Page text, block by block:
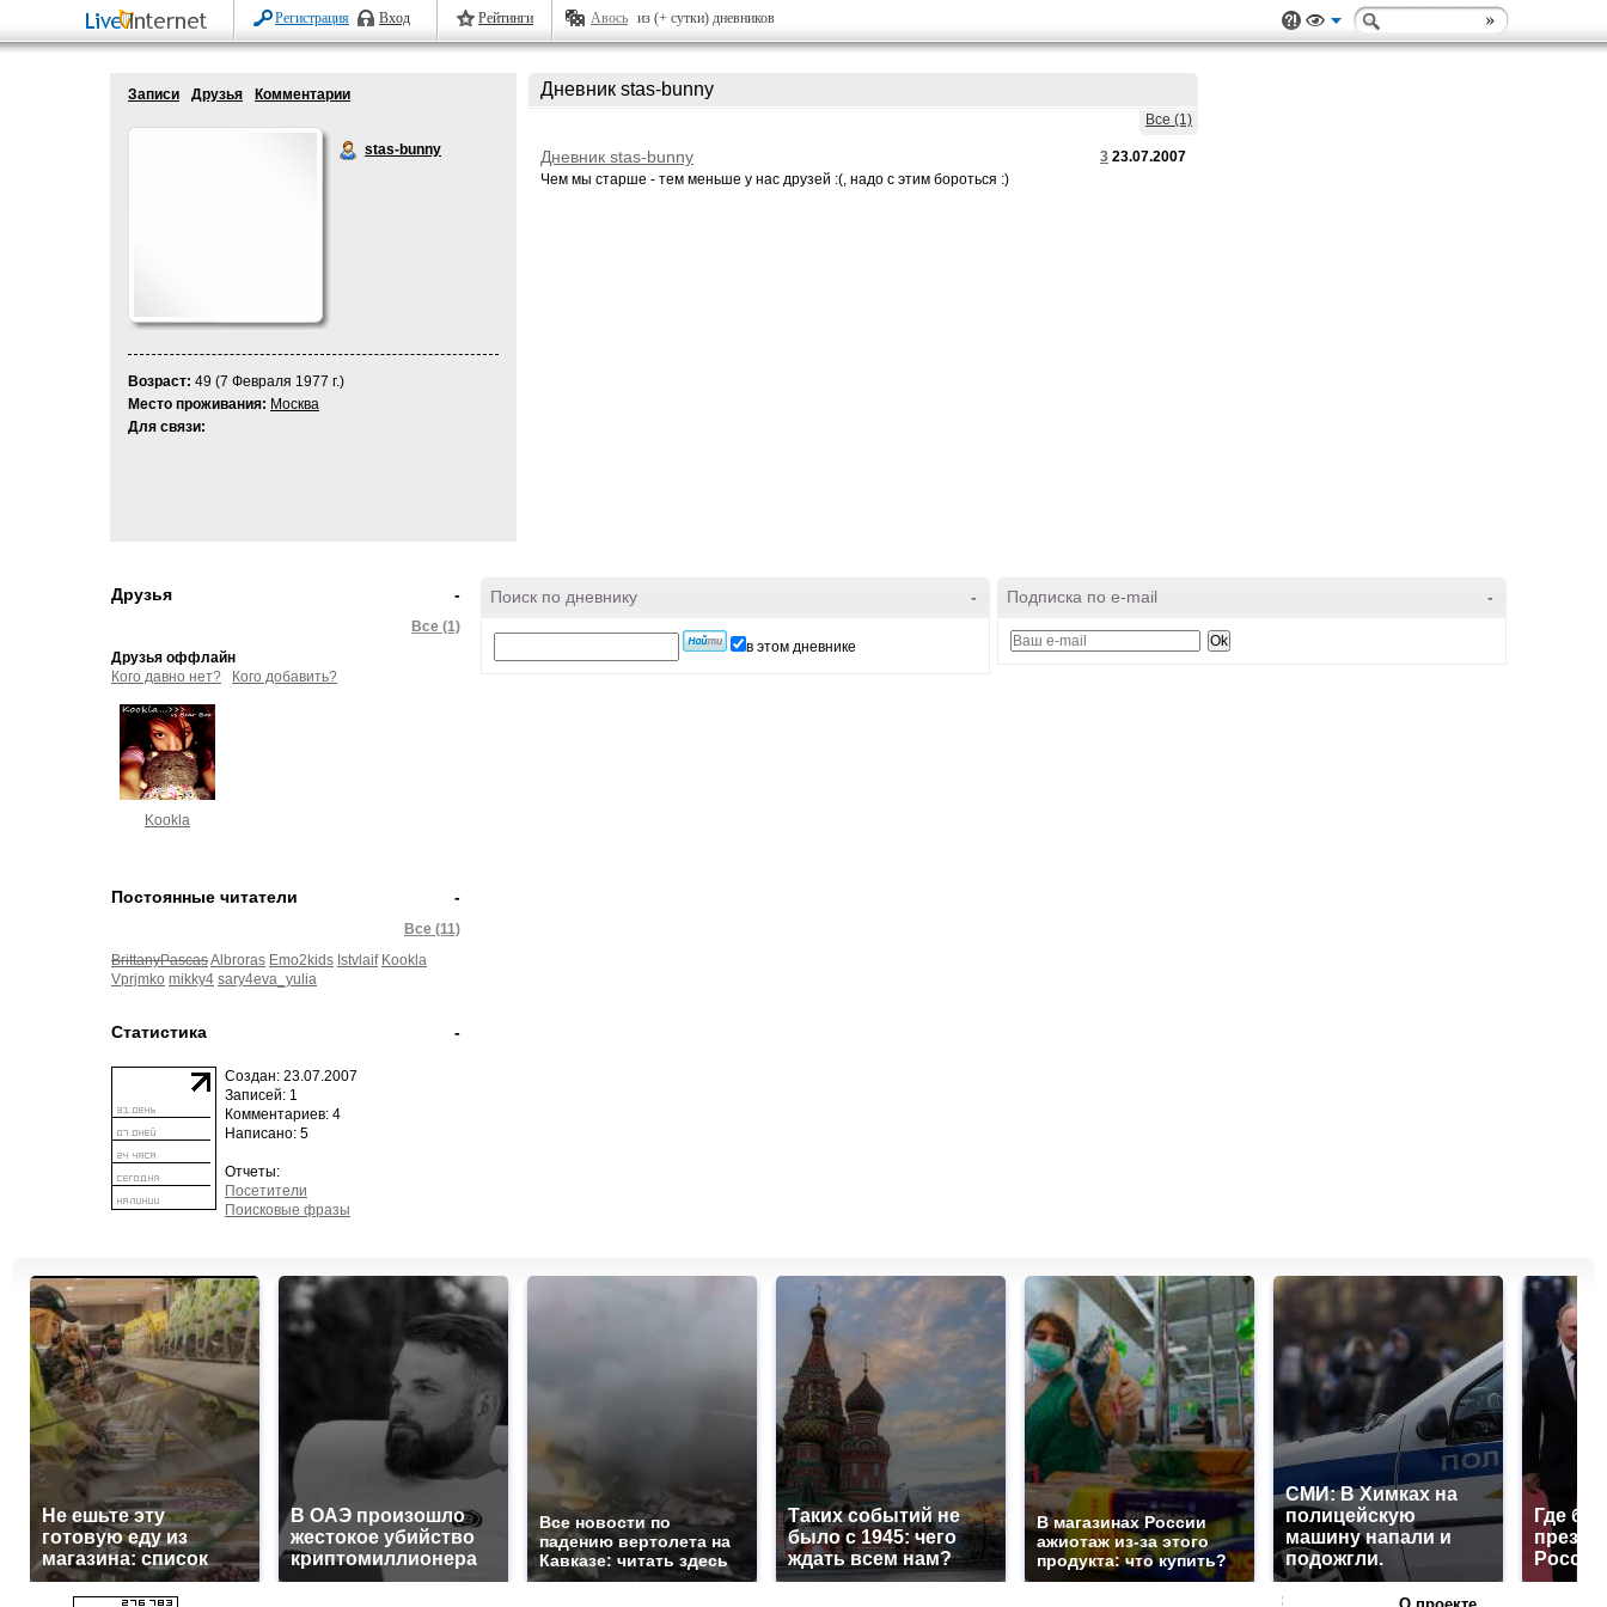
Регистрация Вход Рейтинги Авось из (+ сутки) дневников
Записи Друзья Комментарии
stas-bunny
Возраст: 49 (7 Февраля 1977 г.)
Место проживания: Москва
Для связи:
Дневник stas-bunny
Все (1)
3 23.07.2007
Дневник stas-bunny
Чем мы старше - тем меньше у нас друзей :(, надо с этим бороться :)
-
Друзья
Все (1)
Друзья оффлайн
Кого давно нет?
Кого добавить?
Kookla
-
Постоянные читатели
Все (11)
BrittanyPascasAlbroras Emo2kids Istvlaif Kookla
Vprjmko mikky4 sary4eva_yulia
-
Статистика
Создан: 23.07.2007
Записей: 1
Комментариев: 4
Написано: 5
Отчеты:
Посетители
Поисковые фразы
-
Поиск по дневнику
в этом дневнике
-
Подписка по e-mail
Не ешьте эту
готовую еду из
магазина: список
В ОАЭ произошло
жестокое убийство
криптомиллионера
Все новости по
падению вертолета на
Кавказе: читать здесь
Таких событий не
было с 1945: чего
ждать всем нам?
В магазинах России
ажиотаж из-за этого
продукта: что купить?
СМИ: В Химках на
полицейскую
машину напали и
подожгли.
Где